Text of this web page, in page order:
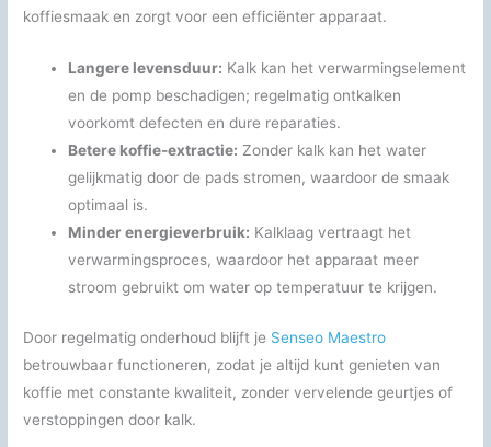
koffiesmaak en zorgt voor een efficiënter apparaat.
Langere levensduur: Kalk kan het verwarmingselement
en de pomp beschadigen; regelmatig ontkalken
voorkomt defecten en dure reparaties.
Betere koffie-extractie: Zonder kalk kan het water
gelijkmatig door de pads stromen, waardoor de smaak
optimaal is.
Minder energieverbruik: Kalklaag vertraagt het
verwarmingsproces, waardoor het apparaat meer
stroom gebruikt om water op temperatuur te krijgen.
Door regelmatig onderhoud blijft je Senseo Maestro
betrouwbaar functioneren, zodat je altijd kunt genieten van
koffie met constante kwaliteit, zonder vervelende geurtjes of
verstoppingen door kalk.